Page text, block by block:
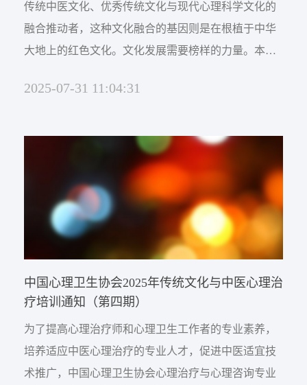
传统中医文化、优秀传统文化与现代心理科学文化的
融合推动者，这种文化融合的基因则是在根植于中华
大地上的红色文化。文化发展需要榜样的力量。本
2025-07-31 11:04:31
中国心理卫生协会2025年传统文化与中医心理治
疗培训通知（第四期）
为了提高心理治疗师和心理卫生工作者的专业素养，
培养适应中医心理治疗的专业人才，促进中医适宜技
术推广，中国心理卫生协会心理治疗与心理咨询专业